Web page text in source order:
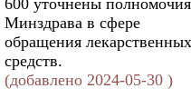
600 уточнены полномочия
Минздрава в сфере
обращения лекарственных
средств.
(добавлено 2024-05-30 )